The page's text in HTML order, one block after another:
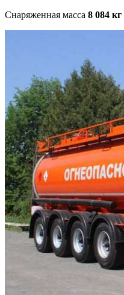
Снаряженная масса 8 084 кг